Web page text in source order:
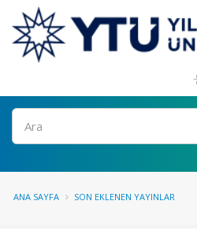
Ara
ANA SAYFA SON EKLENEN YAYINLAR